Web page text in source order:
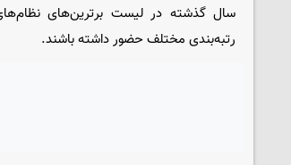
سال گذشته در لیست برترین‌های
رتبه‌بندی مختلف حضور داشته باشند.